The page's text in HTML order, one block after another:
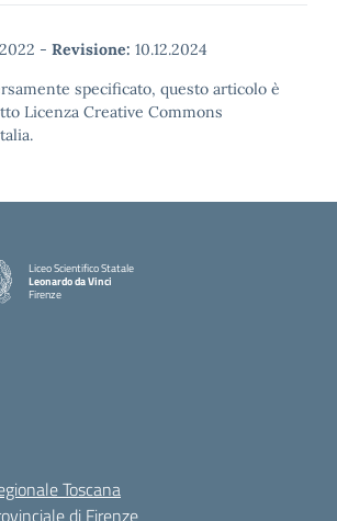
- Revisione: 10.12.2024
specificato, questo articolo è
Licenza Creative Commons
Liceo Scientifico Statale
Leonardo da Vinci
Firenze
Toscana
di Firenze